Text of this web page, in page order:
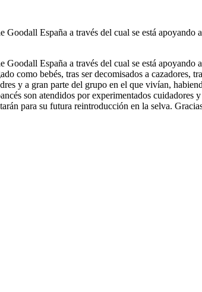
España a través del cual se está apoyando
España a través del cual se está apoyando
como bebés, tras ser decomisados a cazadores,
y a gran parte del grupo en el que vivían,
son atendidos por experimentados cuidadores
para su futura reintroducción en la selva.